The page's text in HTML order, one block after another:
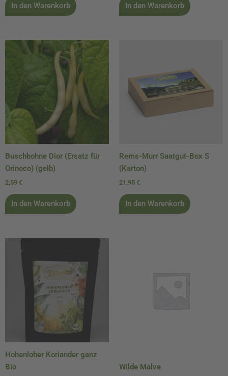
In den Warenkorb In den Warenkorb
Buschbohne Dior (Ersatz für
Orinoco) (gelb)
2,59 €
In den Warenkorb
Rems-Murr Saatgut-Box S
(Karton)
21,95 €
In den Warenkorb
Hohenloher Koriander ganz
Bio
Wilde Malve